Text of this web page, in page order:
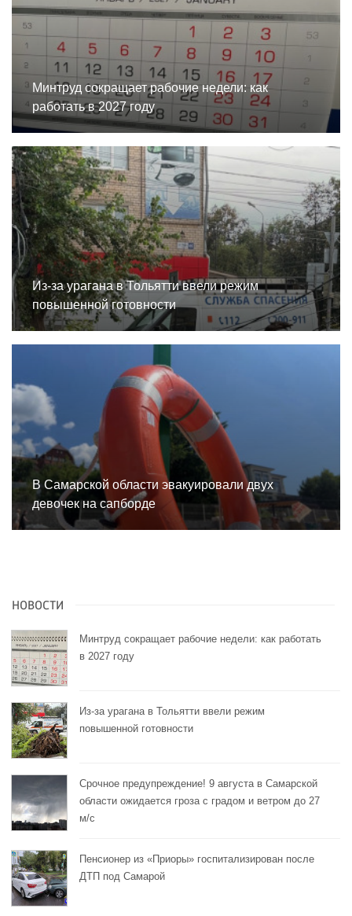
Минтруд сокращает рабочие недели: как
работать в 2027 году
Из-за урагана в Тольятти ввели режим
повышенной готовности
В Самарской области эвакуировали двух
девочек на сапборде
НОВОСТИ
Минтруд сокращает рабочие недели: как работать
в 2027 году
Из-за урагана в Тольятти ввели режим
повышенной готовности
Срочное предупреждение! 9 августа в Самарской
области ожидается гроза с градом и ветром до 27
м/с
Пенсионер из «Приоры» госпитализирован после
ДТП под Самарой